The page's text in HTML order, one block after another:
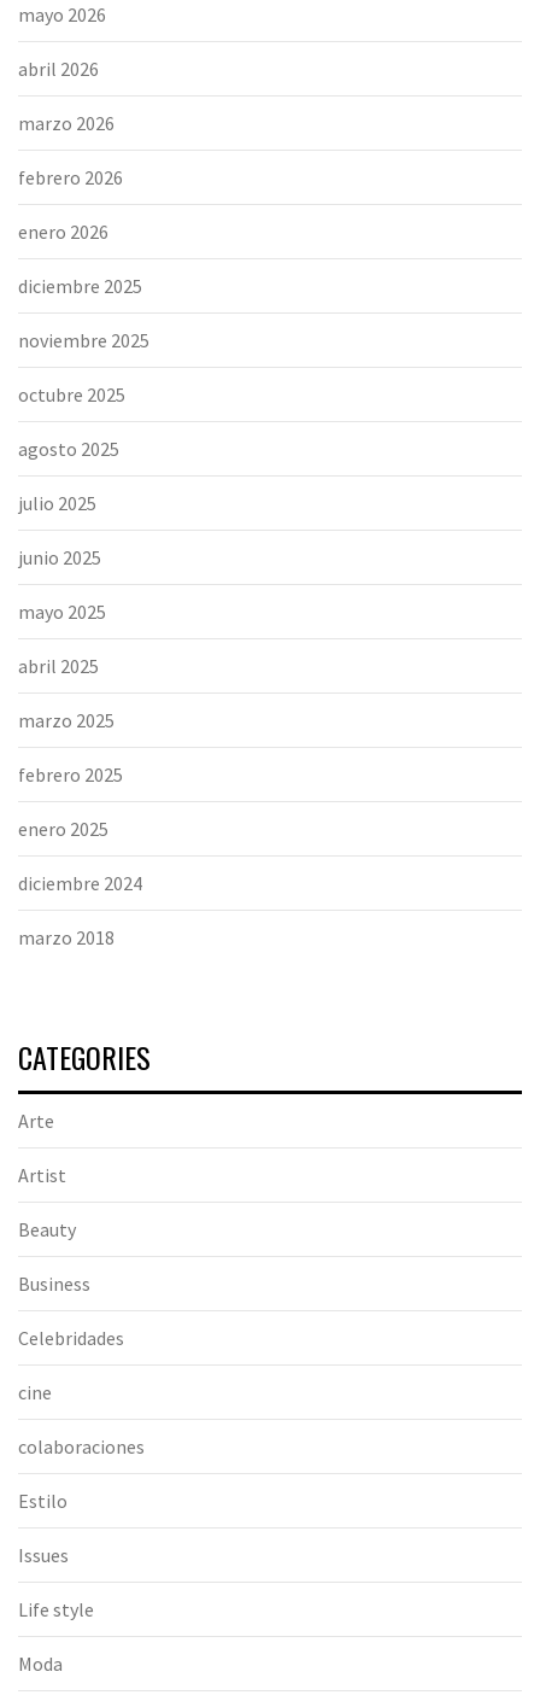
mayo 2026
abril 2026
marzo 2026
febrero 2026
enero 2026
diciembre 2025
noviembre 2025
octubre 2025
agosto 2025
julio 2025
junio 2025
mayo 2025
abril 2025
marzo 2025
febrero 2025
enero 2025
diciembre 2024
marzo 2018
CATEGORIES
Arte
Artist
Beauty
Business
Celebridades
cine
colaboraciones
Estilo
Issues
Life style
Moda